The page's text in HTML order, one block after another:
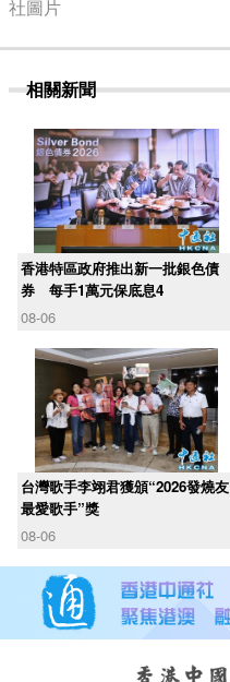
社圖片
相關新聞
香港特區政府推出新一批銀色債
券 每手1萬元保底息4
08-06
台灣歌手李翊君獲頒“2026發燒友
最愛歌手”獎
08-06